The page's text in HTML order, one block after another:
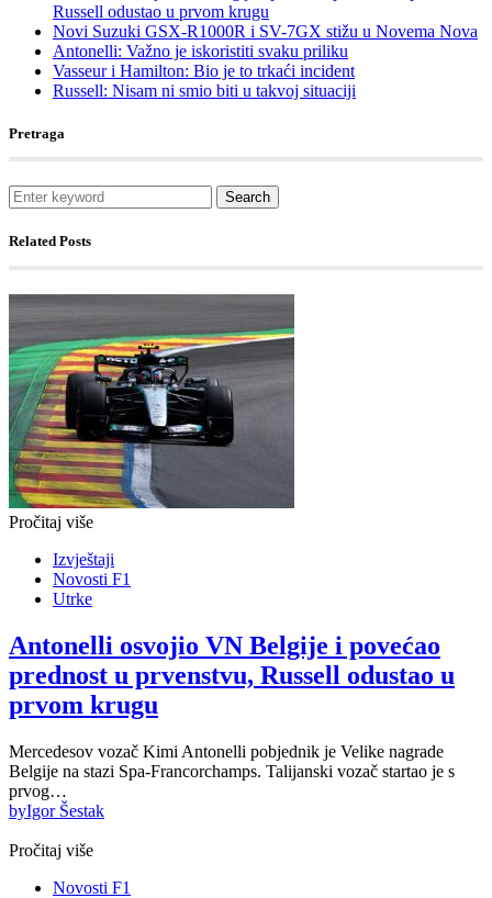
Russell odustao u prvom krugu
Novi Suzuki GSX-R1000R i SV-7GX stižu u Novema Nova
Antonelli: Važno je iskoristiti svaku priliku
Vasseur i Hamilton: Bio je to trkaći incident
Russell: Nisam ni smio biti u takvoj situaciji
Pretraga
Search
Related Posts
Pročitaj više
Izvještaji
Novosti F1
Utrke
Antonelli osvojio VN Belgije i povećao
prednost u prvenstvu, Russell odustao u
prvom krugu
Mercedesov vozač Kimi Antonelli pobjednik je Velike nagrade
Belgije na stazi Spa-Francorchamps. Talijanski vozač startao je s
prvog…
byIgor Šestak
Pročitaj više
Novosti F1